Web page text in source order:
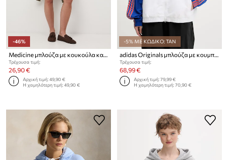
-46%
Medicine μπλούζα με κουκούλα και κουμπιά Γυναικεία βαμβακερή
Τρέχουσα τιμή:
26,90 €
Αρχική τιμή:49,90 €
Η χαμηλότερη τιμή:49,90 €
-5% ΜΕ ΚΩΔΙΚΟ: TAN
adidas Originals μπλούζα με κουμπιά Γυναικεία
Τρέχουσα τιμή:
68,99 €
Αρχική τιμή:79,99 €
Η χαμηλότερη τιμή:70,90 €